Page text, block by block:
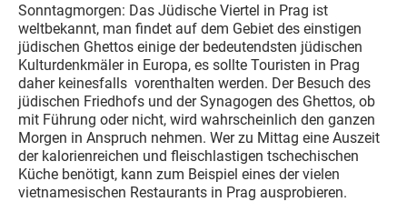
Sonntagmorgen: Das Jüdische Viertel in Prag ist
weltbekannt, man findet auf dem Gebiet des einstigen
jüdischen Ghettos einige der bedeutendsten jüdischen
Kulturdenkmäler in Europa, es sollte Touristen in Prag
daher keinesfalls vorenthalten werden. Der Besuch des
jüdischen Friedhofs und der Synagogen des Ghettos, ob
mit Führung oder nicht, wird wahrscheinlich den ganzen
Morgen in Anspruch nehmen. Wer zu Mittag eine Auszeit
der kalorienreichen und fleischlastigen tschechischen
Küche benötigt, kann zum Beispiel eines der vielen
vietnamesischen Restaurants in Prag ausprobieren.